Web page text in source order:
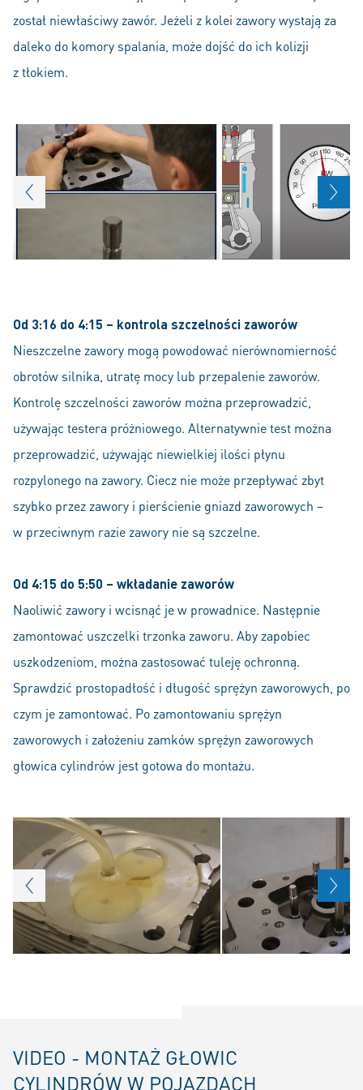
został niewłaściwy zawór. Jeżeli z kolei zawory wystają za
daleko do komory spalania, może dojść do ich kolizji
z tłokiem.
Od 3:16 do 4:15 – kontrola szczelności zaworów
Nieszczelne zawory mogą powodować nierównomierność
obrotów silnika, utratę mocy lub przepalenie zaworów.
Kontrolę szczelności zaworów można przeprowadzić,
używając testera próżniowego. Alternatywnie test można
przeprowadzić, używając niewielkiej ilości płynu
rozpylonego na zawory. Ciecz nie może przepływać zbyt
szybko przez zawory i pierścienie gniazd zaworowych –
w przeciwnym razie zawory nie są szczelne.
Od 4:15 do 5:50 – wkładanie zaworów
Naoliwić zawory i wcisnąć je w prowadnice. Następnie
zamontować uszczelki trzonka zaworu. Aby zapobiec
uszkodzeniom, można zastosować tuleję ochronną.
Sprawdzić prostopadłość i długość sprężyn zaworowych, po
czym je zamontować. Po zamontowaniu sprężyn
zaworowych i założeniu zamków sprężyn zaworowych
głowica cylindrów jest gotowa do montażu.
VIDEO - MONTAŻ GŁOWIC
CYLINDRÓW W POJAZDACH